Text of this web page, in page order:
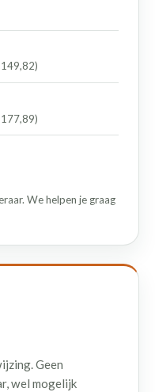
We helpen je graag
Geen
wel mogelijk